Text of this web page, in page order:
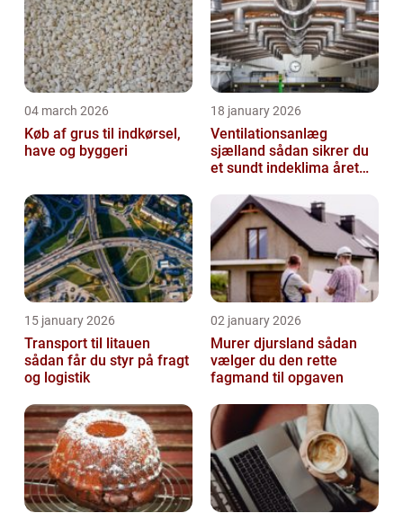
04 march 2026
Køb af grus til indkørsel,
have og byggeri
18 january 2026
Ventilationsanlæg
sjælland sådan sikrer du
et sundt indeklima året
15 january 2026
Transport til litauen
sådan får du styr på fragt
og logistik
02 january 2026
Murer djursland sådan
vælger du den rette
fagmand til opgaven